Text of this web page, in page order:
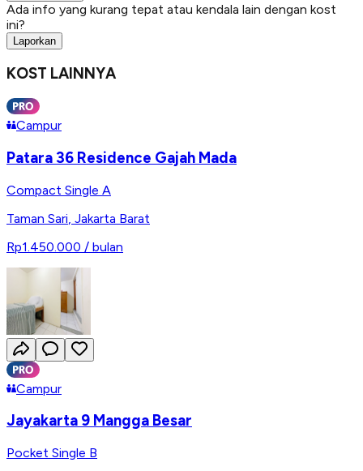
Ada info yang kurang tepat atau kendala lain dengan kost
ini?
Laporkan
KOST LAINNYA
Campur
Patara 36 Residence Gajah Mada
Compact Single A
Taman Sari Jakarta Barat
Rp1.450.000 / bulan
Campur
Jayakarta 9 Mangga Besar
Pocket Single B